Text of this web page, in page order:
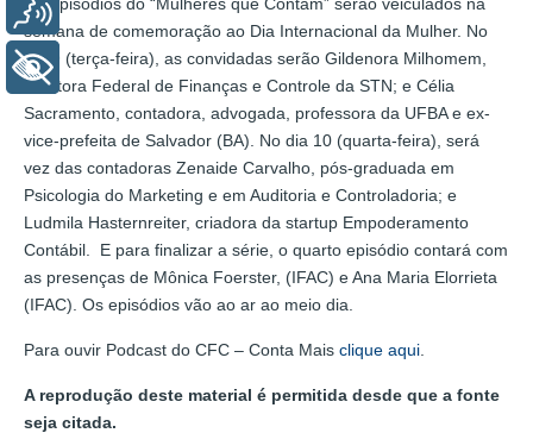
semana de comemoração ao Dia Internacional da Mulher. No
dia 9 (terça-feira), as convidadas serão Gildenora Milhomem,
Auditora Federal de Finanças e Controle da STN; e Célia
Sacramento, contadora, advogada, professora da UFBA e ex-
vice-prefeita de Salvador (BA). No dia 10 (quarta-feira), será
vez das contadoras Zenaide Carvalho, pós-graduada em
Psicologia do Marketing e em Auditoria e Controladoria; e
Ludmila Hasternreiter, criadora da startup Empoderamento
Contábil. E para finalizar a série, o quarto episódio contará com
as presenças de Mônica Foerster, (IFAC) e Ana Maria Elorrieta
(IFAC). Os episódios vão ao ar ao meio dia.
Para ouvir Podcast do CFC – Conta Mais clique aqui
A reprodução deste material é permitida desde que a fonte
seja citada.
Voz
+ Acessibilidade